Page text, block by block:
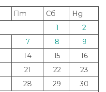
Пт Сб
Нд
1
2
7 8
9
14 15
16
21 22
23
28 29
30